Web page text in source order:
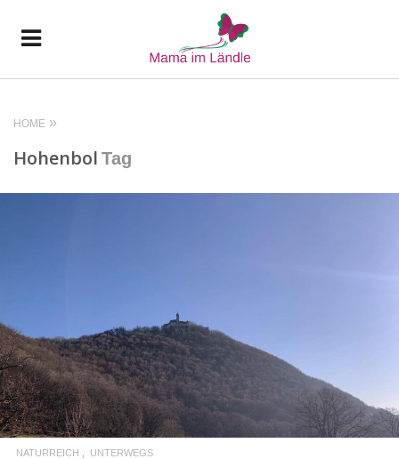
HOME
Hohenbol Tag
READ MORE
NATURREICH UNTERWEGS